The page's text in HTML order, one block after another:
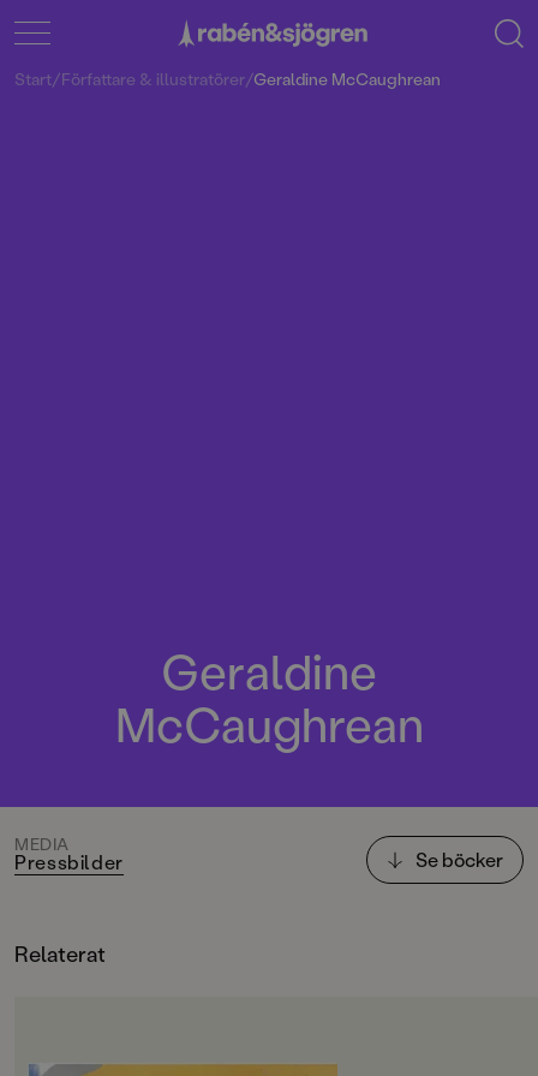
Start/Författare & illustratörer/Geraldine McCaughrean
Geraldine
McCaughrean
MEDIA
Pressbilder Se böcker
Relaterat
OM BOKEN